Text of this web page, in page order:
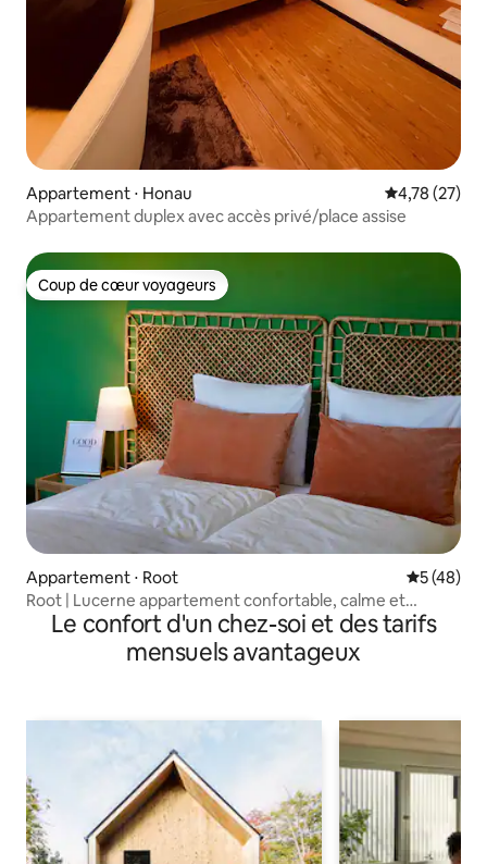
Appartement ⋅ Honau Évaluation
4,78 (27)
Appartement duplex avec accès privé/place assise
Coup de cœur voyageurs
Coup de cœur voyageurs
Appartement ⋅ Root
5 (48)
Root | Lucerne appartement confortable, calme et
central
Le confort d'un chez-soi et des tarifs
mensuels avantageux